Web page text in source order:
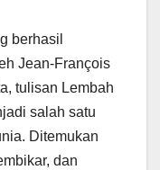
berhasil
Jean-François
tulisan Lembah
salah satu
Ditemukan
dan